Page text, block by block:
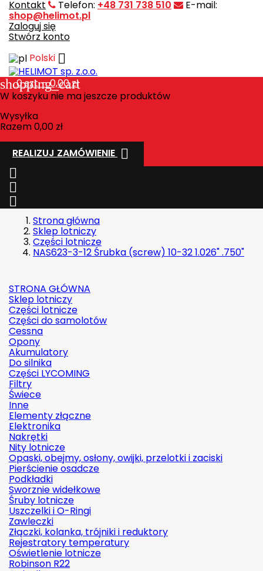
Kontakt Telefon: +48 731 738 510 E-mail:
shop@helimot.pl
Zaloguj się
Stwórz konto
Polski 
shopping_cart
0szt. - 0,00 zł
W koszyku nie ma jeszcze produktów
Wysyłka
Razem0,00 zł
REALIZUJ ZAMÓWIENIE 



Strona główna
Sklep lotniczy
Części lotnicze
NAS623-3-12 Śrubka (screw) 10-32 1.026" .750"
STRONA GŁÓWNA
Sklep lotniczy
Części lotnicze
Części do samolotów
Cessna
Opony
Akumulatory
Do silnika
Części LYCOMING
Filtry
Świece
Inne
Elementy złączne
Elektronika
Nakrętki
Nity lotnicze
Opaski, obejmy, osłony, owijki, przelotki i zaciski
Pierścienie osadcze
Podkładki
Sworznie widełkowe
Śruby lotnicze
Uszczelki i O-Ringi
Zawleczki
Złączki, kolanka, trójniki i reduktory
Rejestratory temperatury
Oświetlenie lotnicze
Robinson R22